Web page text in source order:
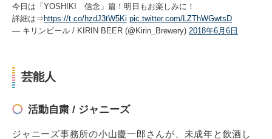
今日は「YOSHIKI 信念」篇！明日もお楽しみに！
詳細は⇒ https://t.co/hzdJ3tW5Ki pic.twitter.com/LZThWGwtsD
— キリンビール / KIRIN BEER (@Kirin_Brewery) 2018年6月6日
芸能人
活動自粛 / ジャニーズ
ジャニーズ事務所の小山慶一郎さんが、未成年と飲酒し